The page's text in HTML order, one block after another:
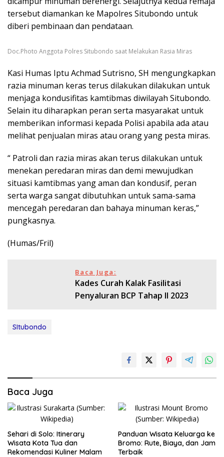
tersebut diamankan ke Mapolres Situbondo untuk
diberi pembinaan dan pendataan.
Doc.Photo Anggota Polres Situbondo saat Melakukan Rasia Miras
Kasi Humas Iptu Achmad Sutrisno, SH mengungkapkan
razia minuman keras terus dilakukan dilakukan untuk
menjaga kondusifitas kamtibmas diwilayah Situbondo.
Selain itu diharapkan peran serta masyarakat untuk
memberikan informasi kepada Polisi apabila ada atau
melihat penjualan miras atau orang yang pesta miras.
“ Patroli dan razia miras akan terus dilakukan untuk
menekan peredaran miras dan demi mewujudkan
situasi kamtibmas yang aman dan kondusif, peran
serta warga sangat dibutuhkan untuk sama-sama
mencegah peredaran dan bahaya minuman keras,”
pungkasnya.
(Humas/Fril)
Baca Juga:
Kades Curah Kalak Fasilitasi
Penyaluran BCP Tahap II 2023
SItubondo
Baca Juga
Sehari di Solo: Itinerary
Wisata Kota Tua dan
Rekomendasi Kuliner Malam
Panduan Wisata Keluarga ke
Bromo: Rute, Biaya, dan Jam
Terbaik